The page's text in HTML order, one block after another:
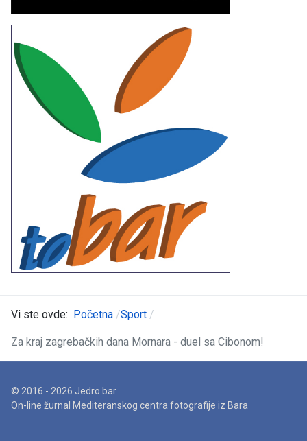
Vi ste ovde: Početna Sport
Za kraj zagrebačkih dana Mornara - duel sa Cibonom!
© 2016 - 2026 Jedro.bar
On-line žurnal Mediteranskog centra fotografije iz Bara